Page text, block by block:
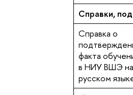
Справки,
Справка о
факта
в НИУ ВШЭ на
русском